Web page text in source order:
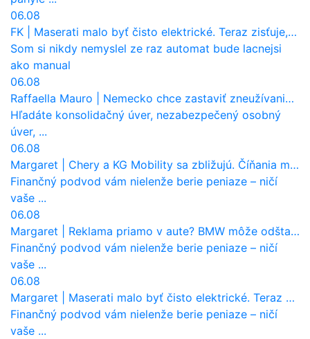
06.08
FK
Maserati malo byť čisto elektrické. Teraz zisťuje, že potrebuje nový osemvalcový motor
Som si nikdy nemyslel ze raz automat bude lacnejsi
ako manual
06.08
Raffaella Mauro
Nemecko chce zastaviť zneužívanie dotácií na elektromobily. Pritvrdí pravidlá
Hľadáte konsolidačný úver, nezabezpečený osobný
úver, ...
06.08
Margaret
Chery a KG Mobility sa zbližujú. Číňania môžu získať 10 % bývalého SsangYongu
Finančný podvod vám nielenže berie peniaze – ničí
vaše ...
06.08
Margaret
Reklama priamo v aute? BMW môže odštartovať nový trend
Finančný podvod vám nielenže berie peniaze – ničí
vaše ...
06.08
Margaret
Maserati malo byť čisto elektrické. Teraz zisťuje, že potrebuje nový osemvalcový motor
Finančný podvod vám nielenže berie peniaze – ničí
vaše ...